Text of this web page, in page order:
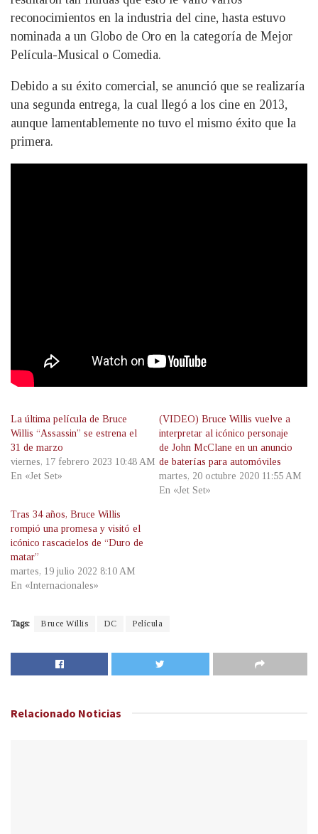
reconocimientos en la industria del cine, hasta estuvo
nominada a un Globo de Oro en la categoría de Mejor
Película-Musical o Comedia.
Debido a su éxito comercial, se anunció que se realizaría
una segunda entrega, la cual llegó a los cine en 2013,
aunque lamentablemente no tuvo el mismo éxito que la
primera.
La última película de Bruce
Willis “Assassin” se estrena el
31 de marzo
viernes, 17 febrero 2023 10:48 AM
En «Jet Set»
(VIDEO) Bruce Willis vuelve a
interpretar al icónico personaje
de John McClane en un anuncio
de baterías para automóviles
martes, 20 octubre 2020 11:55 AM
En «Jet Set»
Tras 34 años, Bruce Willis
rompió una promesa y visitó el
icónico rascacielos de “Duro de
matar”
martes, 19 julio 2022 8:10 AM
En «Internacionales»
Tags: Bruce Willis DC Película
Relacionado Noticias